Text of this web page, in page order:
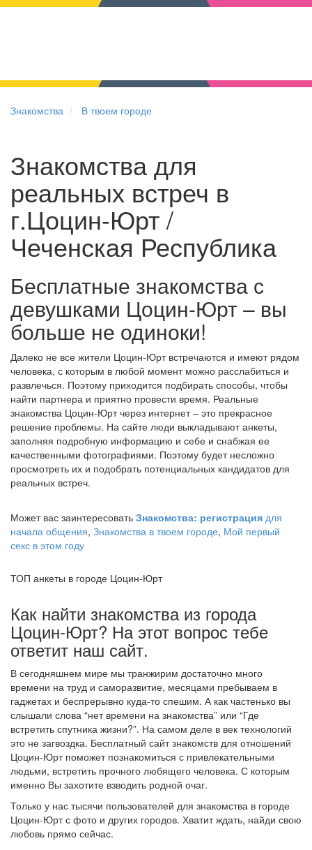
Знакомства В твоем городе
Знакомства для
реальных встреч в
г.Цоцин-Юрт /
Чеченская Республика
Бесплатные знакомства с
девушками Цоцин-Юрт – вы
больше не одиноки!
Далеко не все жители Цоцин-Юрт встречаются и имеют рядом
человека, с которым в любой момент можно расслабиться и
развлечься. Поэтому приходится подбирать способы, чтобы
найти партнера и приятно провести время. Реальные
знакомства Цоцин-Юрт через интернет – это прекрасное
решение проблемы. На сайте люди выкладывают анкеты,
заполняя подробную информацию и себе и снабжая ее
качественными фотографиями. Поэтому будет несложно
просмотреть их и подобрать потенциальных кандидатов для
реальных встреч.
Может вас заинтересовать Знакомства: регистрация для
начала общения, Знакомства в твоем городе, Мой первый
секс в этом году
ТОП анкеты в городе Цоцин-Юрт
Как найти знакомства из города
Цоцин-Юрт? На этот вопрос тебе
ответит наш сайт.
В сегодняшнем мире мы транжирим достаточно много
времени на труд и саморазвитие, месяцами пребываем в
гаджетах и беспрерывно куда-то спешим. А как частенько вы
слышали слова “нет времени на знакомства” или “Где
встретить спутника жизни?”. На самом деле в век технологий
это не загвоздка. Бесплатный сайт знакомств для отношений
Цоцин-Юрт поможет познакомиться с привлекательными
людьми, встретить прочного любящего человека. С которым
именно Вы захотите взводить родной очаг.
Только у нас тысячи пользователей для знакомства в городе
Цоцин-Юрт с фото и других городов. Хватит ждать, найди свою
любовь прямо сейчас.